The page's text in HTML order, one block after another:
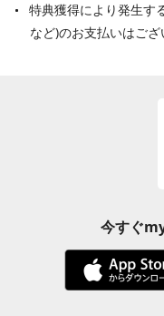
特典獲得により発生す
など)のお支払いはござ
今すぐ